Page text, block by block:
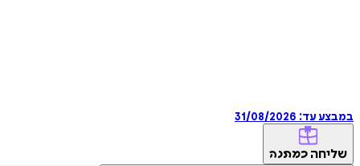
במבצע עד: 31/08/2026
שליחה כמתנה